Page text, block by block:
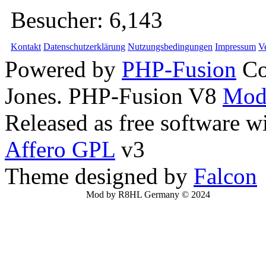
Besucher: 6,143
Kontakt Datenschutzerklärung Nutzungsbedingungen Impressum
Powered by PHP-Fusion
Jones. PHP-Fusion V8
Released as free software
Affero GPL v3
Theme designed by Falcon
Mod by R8HL Germany © 2024